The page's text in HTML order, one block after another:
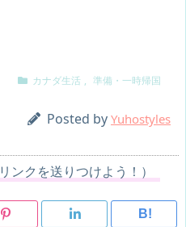
カナダ生活 , 準備・一時帰国
Posted by Yuhostyles
ンクを送りつけよう！）
B!